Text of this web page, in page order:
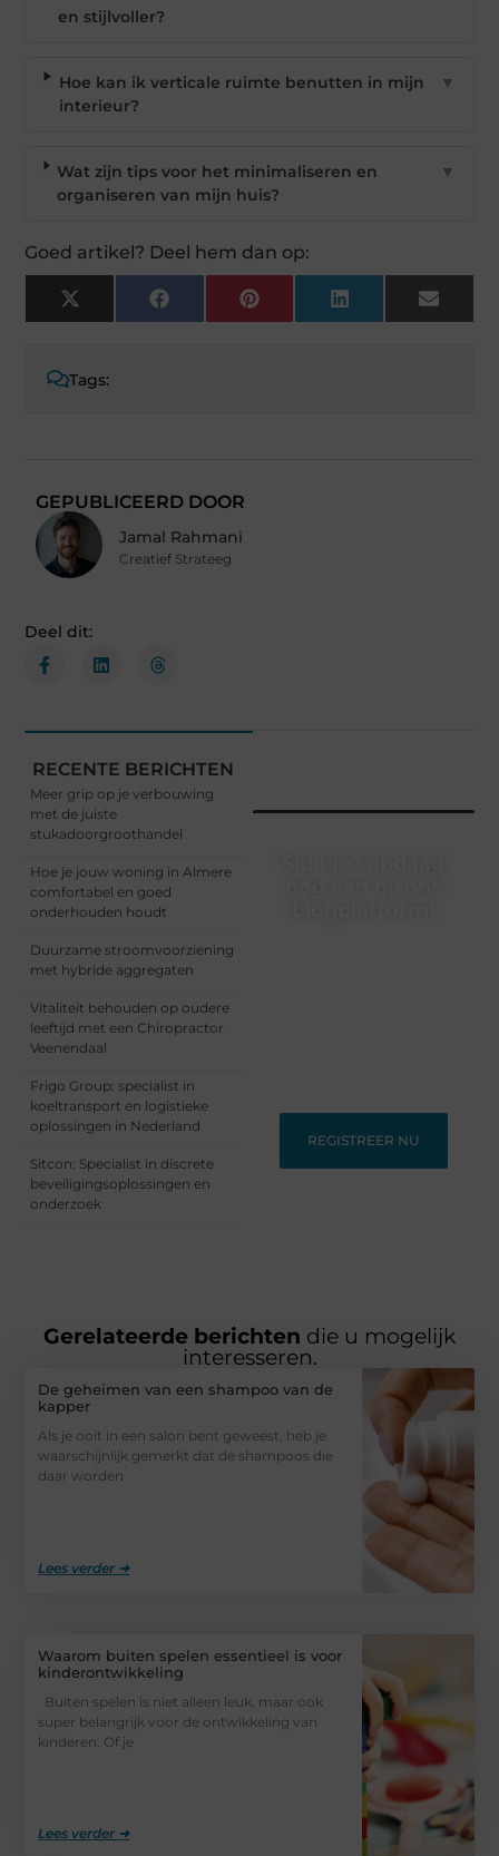
en stijlvoller?
Hoe kan ik verticale ruimte benutten in mijn
interieur?
▼
Wat zijn tips voor het minimaliseren en
organiseren van mijn huis?
▼
Goed artikel? Deel hem dan op:
X
(Twitter)
Facebook Pinterest LinkedIn Email
Tags:
GEPUBLICEERD DOOR
Jamal Rahmani
Creatief Strateeg
Deel dit:
RECENTE BERICHTEN
Meer grip op je verbouwing
met de juiste
stukadoorgroothandel
Hoe je jouw woning in Almere
comfortabel en goed
onderhouden houdt
Duurzame stroomvoorziening
met hybride aggregaten
Vitaliteit behouden op oudere
leeftijd met een Chiropractor
Veenendaal
Frigo Group: specialist in
koeltransport en logistieke
oplossingen in Nederland
Sitcon: Specialist in discrete
beveiligingsoplossingen en
onderzoek
REGISTREER NU
Gerelateerde berichten die u mogelijk
interesseren.
De geheimen van een shampoo van de
kapper
Als je ooit in een salon bent geweest, heb je
waarschijnlijk gemerkt dat de shampoos die
daar worden
Lees verder ➜
Waarom buiten spelen essentieel is voor
kinderontwikkeling
Buiten spelen is niet alleen leuk, maar ook
super belangrijk voor de ontwikkeling van
kinderen. Of je
Lees verder ➜